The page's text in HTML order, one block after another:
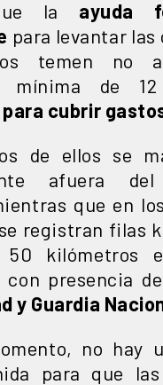
la ayuda
para levantar las
temen no
mínima de 12
cubrir
de ellos se
afuera
que en
registran filas
50 kilómetros
con presencia
y Guardia
no hay
para que las